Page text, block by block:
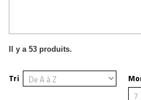
Il y a 53 produits.
Tri